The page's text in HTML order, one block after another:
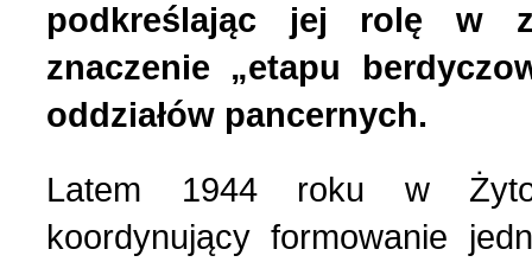
podkreślając jej rolę w
znaczenie „etapu
oddziałów pancernych.
Latem 1944 roku w
koordynujący formowanie